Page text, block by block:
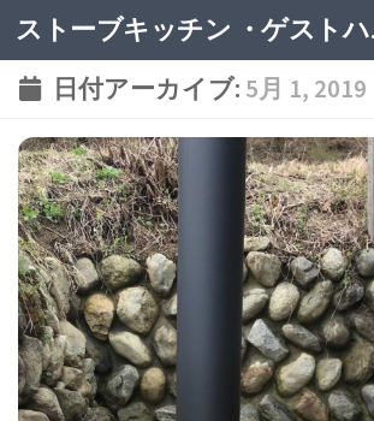
ス
日付アーカイブ: 5月 1, 2019